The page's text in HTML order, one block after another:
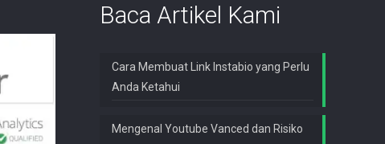
Baca Artikel Kami
Cara Membuat Link Instabio yang Perlu
Anda Ketahui
Mengenal Youtube Vanced dan Risiko